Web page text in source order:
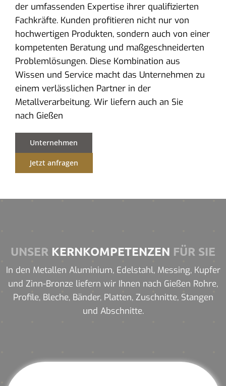
der umfassenden Expertise ihrer qualifizierten
Fachkräfte. Kunden profitieren nicht nur von
hochwertigen Produkten, sondern auch von einer
kompetenten Beratung und maßgeschneiderten
Problemlösungen. Diese Kombination aus
Wissen und Service macht das Unternehmen zu
einem verlässlichen Partner in der
Metallverarbeitung. Wir liefern auch an Sie
nach Gießen
Unternehmen
Jetzt anfragen
UNSER KERNKOMPETENZEN FÜR SIE
In den Metallen Aluminium, Edelstahl, Messing, Kupfer
und Zinn-Bronze liefern wir Ihnen nach Gießen Rohre,
Profile, Bleche, Bänder, Platten, Zuschnitte, Stangen
und Abschnitte.